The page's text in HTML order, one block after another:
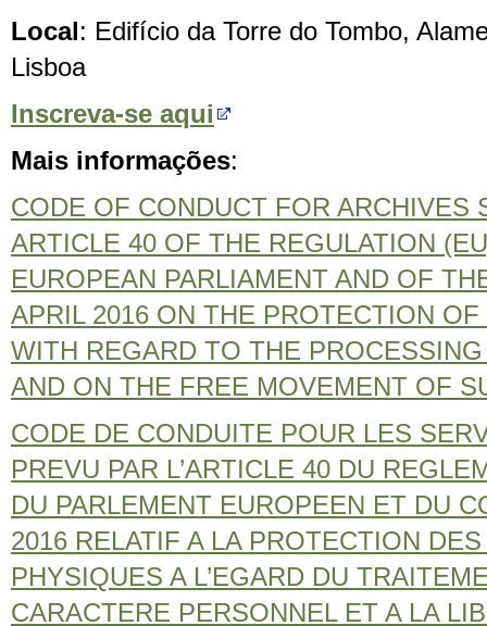
Local: Edifício da Torre do Tombo,
Lisboa
Inscreva-se aqui
Mais informações:
CODE OF CONDUCT FOR ARCHIVES
ARTICLE 40 OF THE REGULATION
EUROPEAN PARLIAMENT AND OF
APRIL 2016 ON THE PROTECTION
WITH REGARD TO THE
AND ON THE FREE MOVEMENT OF
CODE DE CONDUITE POUR LES
PREVU PAR L’ARTICLE 40 DU
DU PARLEMENT EUROPEEN ET DU
2016 RELATIF A LA PROTECTION
PHYSIQUES A L’EGARD DU
CARACTERE PERSONNEL ET A LA